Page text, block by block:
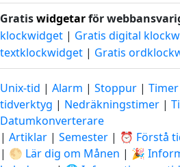
Gratiswidgetarför
klockwidget | Gratis digital
textklockwidget | Gratis
Unix-tid | Alarm | Stoppur | Timer
tidverktyg | Nedräkningstimer |
Datumkonverterare
| Artiklar | Semester | ⏰ Förstå
| 🌕 Lär dig om Månen | 🎉